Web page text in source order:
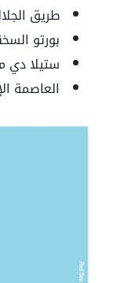
طريق
بورتو
ستيلا دي
العاصمة